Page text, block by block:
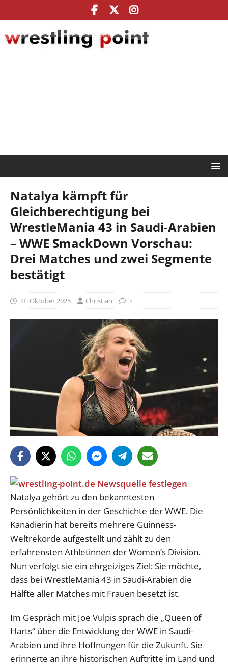
Natalya kämpft für
Gleichberechtigung bei
WrestleMania 43 in Saudi-Arabien
– WWE SmackDown Vorschau:
Drei Matches und zwei Segmente
bestätigt
31. Oktober 2025 Christian 3
Natalya gehört zu den bekanntesten
Persönlichkeiten in der Geschichte der WWE. Die
Kanadierin hat bereits mehrere Guinness-
Weltrekorde aufgestellt und zählt zu den
erfahrensten Athletinnen der Women’s Division.
Nun verfolgt sie ein ehrgeiziges Ziel: Sie möchte,
dass bei WrestleMania 43 in Saudi-Arabien die
Hälfte aller Matches mit Frauen besetzt ist.
Im Gespräch mit Joe Vulpis sprach die „Queen of
Harts“ über die Entwicklung der WWE in Saudi-
Arabien und ihre Hoffnungen für die Zukunft. Sie
erinnerte an ihre historischen Auftritte im Land und